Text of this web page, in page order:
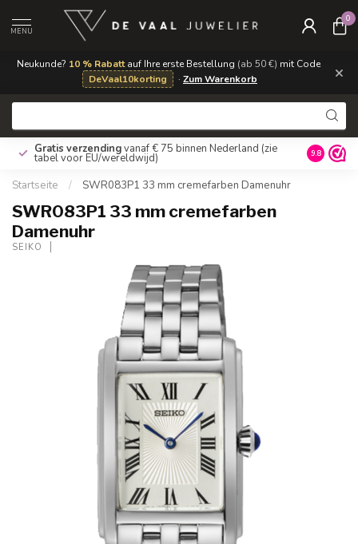
Neukunde? 10 % Rabattauf Ihre erste Bestellung (ab 50 €) mit Code
DeVaal10korting
· Zum Warenkorb ×
MENU
0
Gratis verzendingvanaf € 75 binnen Nederland (zie
tabel voor EU/wereldwijd) 9.8
Startseite / SWR083P1 33 mm cremefarben Damenuhr
SWR083P1 33 mm cremefarben
Damenuhr
SEIKO